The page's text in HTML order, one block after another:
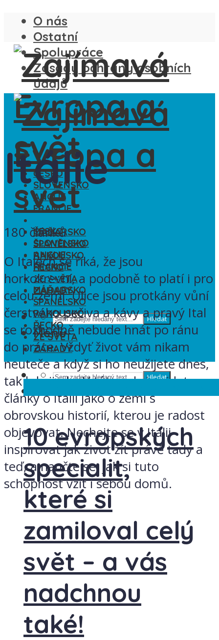
O nás
Ostatní
Spolupráce
Zásady ochrany osobních
údajů
ČESKO
SLOVENSKO
ANGLIE
FRANCIE
MAĎARSKO
ŠPANĚLSKO
RAKOUSKO
ŘECKO
ZE SVĚTA
ZÁHADY
Hledat
Menu
ČESKO
SLOVENSKO
ANGLIE
FRANCIE
ITÁLIE
MAĎARSKO
ŠPANĚLSKO
RAKOUSKO
ŘECKO
ZE SVĚTA
ZÁHADY
Hledat
Itálie
180 článků
O Italech se říká, že jsou
horkokrevní, a podobně to platí i pro
celou zemi. Ulice jsou protkány vůní
čerstvého pečiva a kávy a pravý Ital
se rozhodně nebude hnát po ránu
do práce. Vždyť život vám nikam
neuteče a když si ho neužijete dnes,
tak kdy jindy. V této sekci najdete
články o Itálii jako o zemi s
obrovskou historií, kterou je radost
objevovat. Nechejte se v Itálii
inspirovat jak život žít právě tady a
teď, a naučte se, jak si tuto
schopnost vzít i sebou domů.
10 evropských
specialit,
které si
zamiloval celý
svět – a vás
nadchnou
také!